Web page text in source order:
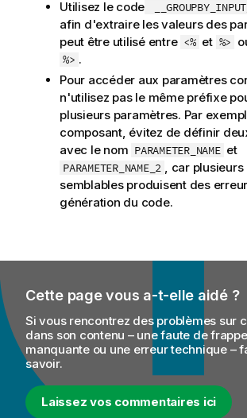
Utilisez le code
afin d'extraire les valeurs des
peut être utilisé entre <% et %>
%> .
Pour accéder aux paramètres
n'utilisez pas le même préfixe
plusieurs paramètres. Par
composant, évitez de définir
avec le nom PARAMETER_NAME et
PARAMETER_NAME_2 , car
semblables produisent des
génération du code.
Cette page vous a-t-elle aidé ?
Si vous rencontrez des problèmes sur
dans son contenu – une faute de
manquante ou une erreur technique –
savoir.
Laissez vos commentaires ici